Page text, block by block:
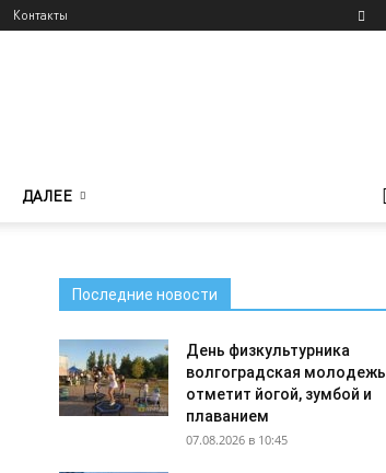
Контакты
ДАЛЕЕ
Последние новости
День физкультурника
волгоградская молодежь
отметит йогой, зумбой и
плаванием
07.08.2026 в 10:45